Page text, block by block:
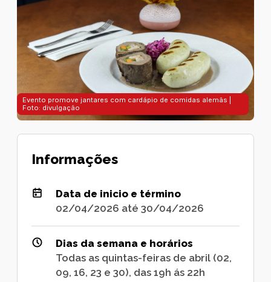
Evento promove jantares com cardápio de comidas alemãs |
Foto: divulgação
Informações
Data de inicio e término
02/04/2026 até 30/04/2026
Dias da semana e horários
Todas as quintas-feiras de abril (02,
09, 16, 23 e 30), das 19h ás 22h